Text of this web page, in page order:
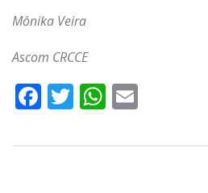
Mônika Veira
Ascom CRCCE
Facebook
Twitter